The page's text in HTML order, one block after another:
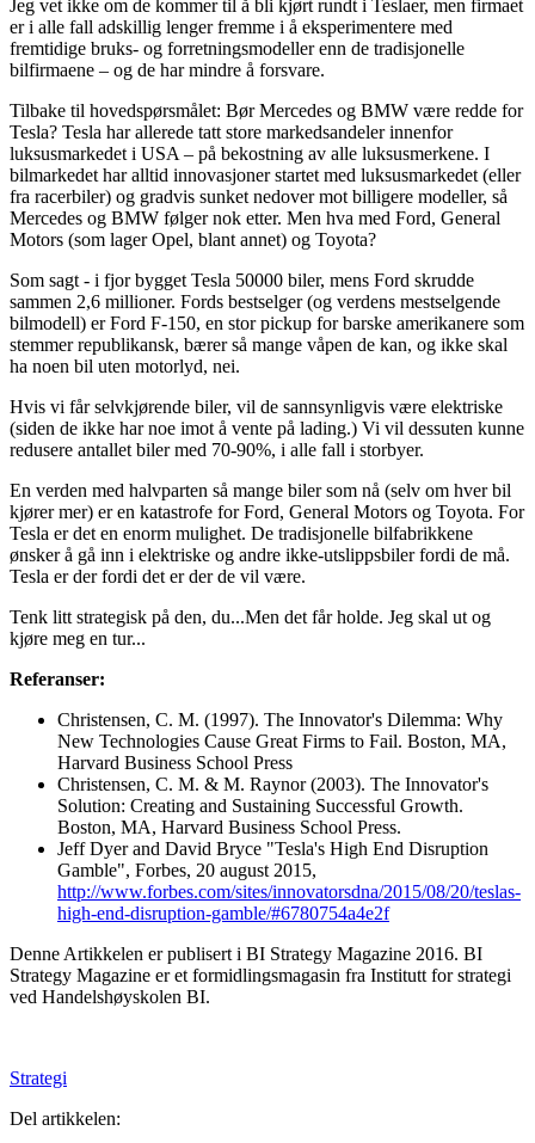
Jeg vet ikke om de kommer til å bli kjørt rundt i Teslaer, men firmaet
er i alle fall adskillig lenger fremme i å eksperimentere med
fremtidige bruks- og forretningsmodeller enn de tradisjonelle
bilfirmaene – og de har mindre å forsvare.
Tilbake til hovedspørsmålet: Bør Mercedes og BMW være redde for
Tesla? Tesla har allerede tatt store markedsandeler innenfor
luksusmarkedet i USA – på bekostning av alle luksusmerkene. I
bilmarkedet har alltid innovasjoner startet med luksusmarkedet (eller
fra racerbiler) og gradvis sunket nedover mot billigere modeller, så
Mercedes og BMW følger nok etter. Men hva med Ford, General
Motors (som lager Opel, blant annet) og Toyota?
Som sagt - i fjor bygget Tesla 50000 biler, mens Ford skrudde
sammen 2,6 millioner. Fords bestselger (og verdens mestselgende
bilmodell) er Ford F-150, en stor pickup for barske amerikanere som
stemmer republikansk, bærer så mange våpen de kan, og ikke skal
ha noen bil uten motorlyd, nei.
Hvis vi får selvkjørende biler, vil de sannsynligvis være elektriske
(siden de ikke har noe imot å vente på lading.) Vi vil dessuten kunne
redusere antallet biler med 70-90%, i alle fall i storbyer.
En verden med halvparten så mange biler som nå (selv om hver bil
kjører mer) er en katastrofe for Ford, General Motors og Toyota. For
Tesla er det en enorm mulighet. De tradisjonelle bilfabrikkene
ønsker å gå inn i elektriske og andre ikke-utslippsbiler fordi de må.
Tesla er der fordi det er der de vil være.
Tenk litt strategisk på den, du...Men det får holde. Jeg skal ut og
kjøre meg en tur...
Referanser:
Christensen, C. M. (1997). The Innovator's Dilemma: Why
New Technologies Cause Great Firms to Fail. Boston, MA,
Harvard Business School Press
Christensen, C. M. & M. Raynor (2003). The Innovator's
Solution: Creating and Sustaining Successful Growth.
Boston, MA, Harvard Business School Press.
Jeff Dyer and David Bryce "Tesla's High End Disruption
Gamble", Forbes, 20 august 2015,
http://www.forbes.com/sites/innovatorsdna/2015/08/20/teslas-
high-end-disruption-gamble/#6780754a4e2f
Denne Artikkelen er publisert i BI Strategy Magazine 2016. BI
Strategy Magazine er et formidlingsmagasin fra Institutt for strategi
ved Handelshøyskolen BI.
Strategi
Del artikkelen: